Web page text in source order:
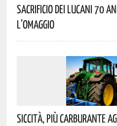
Sacrificio Dei Lucani 70
L’omaggio
Siccità, Più Carburante